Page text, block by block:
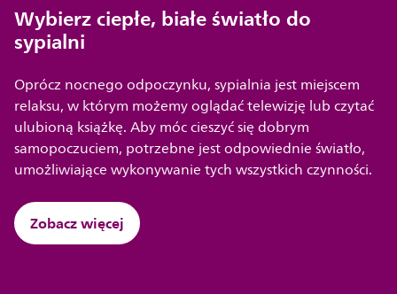
Wybierz ciepłe, białe światło do
sypialni
Oprócz nocnego odpoczynku, sypialnia jest miejscem
relaksu, w którym możemy oglądać telewizję lub czytać
ulubioną książkę. Aby móc cieszyć się dobrym
samopoczuciem, potrzebne jest odpowiednie światło,
umożliwiające wykonywanie tych wszystkich czynności.
Zobacz więcej